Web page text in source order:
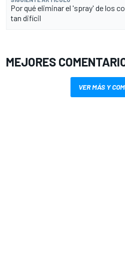
Por qué eliminar el 'spray' de los
tan difícil
MEJORES
VER MÁS Y